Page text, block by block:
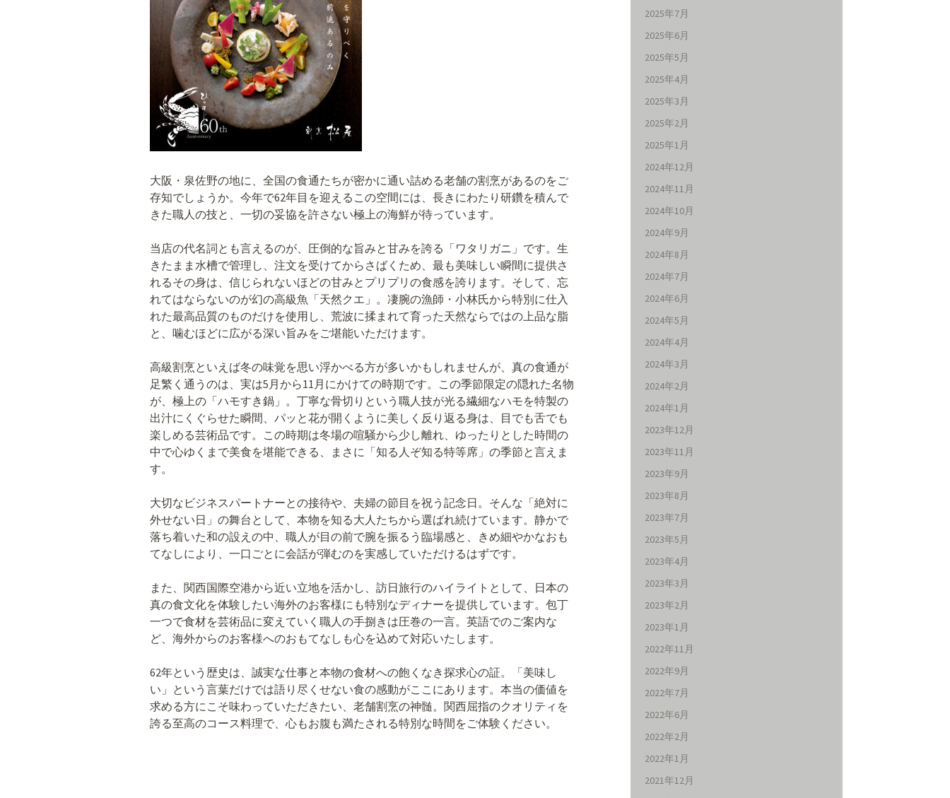
大阪・泉佐野の地に、全国の食通たちが密かに通い詰める老舗の割烹があるのをご
存知でしょうか。今年で62年目を迎えるこの空間には、長きにわたり研鑽を積んで
きた職人の技と、一切の妥協を許さない極上の海鮮が待っています。
当店の代名詞とも言えるのが、圧倒的な旨みと甘みを誇る「ワタリガニ」です。生
きたまま水槽で管理し、注文を受けてからさばくため、最も美味しい瞬間に提供さ
れるその身は、信じられないほどの甘みとプリプリの食感を誇ります。そして、忘
れてはならないのが幻の高級魚「天然クエ」。凄腕の漁師・小林氏から特別に仕入
れた最高品質のものだけを使用し、荒波に揉まれて育った天然ならではの上品な脂
と、噛むほどに広がる深い旨みをご堪能いただけます。
高級割烹といえば冬の味覚を思い浮かべる方が多いかもしれませんが、真の食通が
足繁く通うのは、実は5月から11月にかけての時期です。この季節限定の隠れた名物
が、極上の「ハモすき鍋」。丁寧な骨切りという職人技が光る繊細なハモを特製の
出汁にくぐらせた瞬間、パッと花が開くように美しく反り返る身は、目でも舌でも
楽しめる芸術品です。この時期は冬場の喧騒から少し離れ、ゆったりとした時間の
中で心ゆくまで美食を堪能できる、まさに「知る人ぞ知る特等席」の季節と言えま
す。
大切なビジネスパートナーとの接待や、夫婦の節目を祝う記念日。そんな「絶対に
外せない日」の舞台として、本物を知る大人たちから選ばれ続けています。静かで
落ち着いた和の設えの中、職人が目の前で腕を振るう臨場感と、きめ細やかなおも
てなしにより、一口ごとに会話が弾むのを実感していただけるはずです。
また、関西国際空港から近い立地を活かし、訪日旅行のハイライトとして、日本の
真の食文化を体験したい海外のお客様にも特別なディナーを提供しています。包丁
一つで食材を芸術品に変えていく職人の手捌きは圧巻の一言。英語でのご案内な
ど、海外からのお客様へのおもてなしも心を込めて対応いたします。
62年という歴史は、誠実な仕事と本物の食材への飽くなき探求心の証。「美味し
い」という言葉だけでは語り尽くせない食の感動がここにあります。本当の価値を
求める方にこそ味わっていただきたい、老舗割烹の神髄。関西屈指のクオリティを
誇る至高のコース料理で、心もお腹も満たされる特別な時間をご体験ください。
2025年7月
2025年6月
2025年5月
2025年4月
2025年3月
2025年2月
2025年1月
2024年12月
2024年11月
2024年10月
2024年9月
2024年8月
2024年7月
2024年6月
2024年5月
2024年4月
2024年3月
2024年2月
2024年1月
2023年12月
2023年11月
2023年9月
2023年8月
2023年7月
2023年5月
2023年4月
2023年3月
2023年2月
2023年1月
2022年11月
2022年9月
2022年7月
2022年6月
2022年2月
2022年1月
2021年12月